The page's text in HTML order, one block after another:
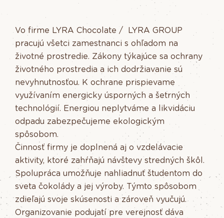
Vo firme LYRA Chocolate / LYRA GROUP
pracujú všetci zamestnanci s ohľadom na
životné prostredie. Zákony týkajúce sa ochrany
životného prostredia a ich dodržiavanie sú
nevyhnutnosťou. K ochrane prispievame
využívaním energicky úsporných a šetrných
technológií. Energiou neplytváme a likvidáciu
odpadu zabezpečujeme ekologickým
spôsobom.
Činnosť firmy je doplnená aj o vzdelávacie
aktivity, ktoré zahŕňajú návštevy stredných škôl.
Spolupráca umožňuje nahliadnuť študentom do
sveta čokolády a jej výroby. Týmto spôsobom
zdieľajú svoje skúsenosti a zároveň vyučujú.
Organizovanie podujatí pre verejnosť dáva